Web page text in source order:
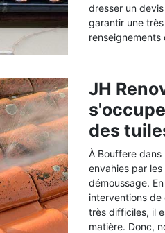
dresser un
garantir une
JH
des
À Bouffere
envahies par
démoussage.
interventions de
très difficiles, il
matière. Donc,